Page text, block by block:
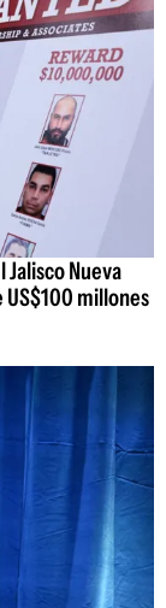
Nueva
US$100 millones